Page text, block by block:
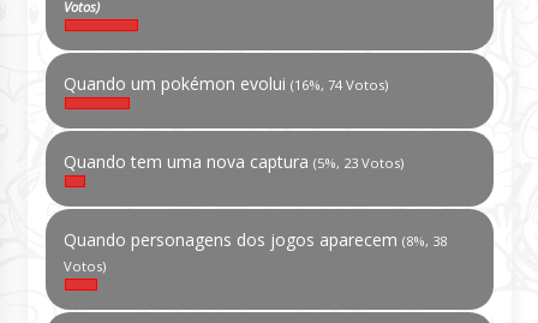
Votos)
Quando um pokémon evolui (16%, 74 Votos)
Quando tem uma nova captura (5%, 23 Votos)
Quando personagens dos jogos aparecem (8%, 38
Votos)